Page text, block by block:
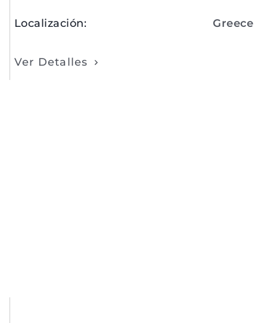
Localización: Greece
Ver Detalles